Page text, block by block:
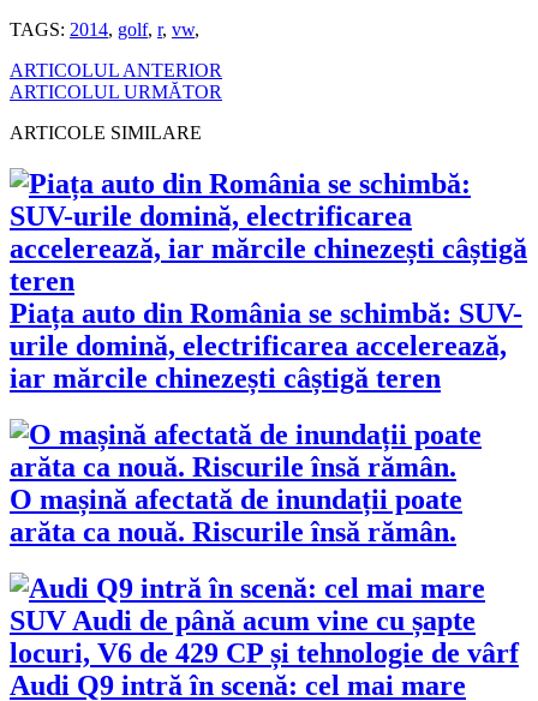
TAGS: 2014, golf, r, vw,
ARTICOLUL ANTERIOR
ARTICOLUL URMĂTOR
ARTICOLE SIMILARE
Piața auto din România se schimbă: SUV-
urile domină, electrificarea accelerează,
iar mărcile chinezești câștigă teren
O mașină afectată de inundații poate
arăta ca nouă. Riscurile însă rămân.
Audi Q9 intră în scenă: cel mai mare